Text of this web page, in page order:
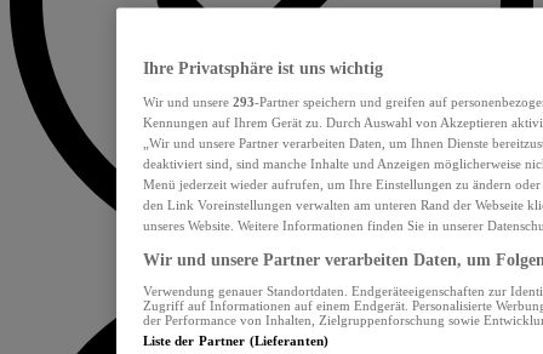
Ihre Privatsphäre ist uns wichtig
Wir und unsere 293-Partner speichern und greifen auf
Kennungen auf Ihrem Gerät zu. Durch Auswahl von Akzeptieren
„Wir und unsere Partner verarbeiten Daten, um Ihnen Dienste
deaktiviert sind, sind manche Inhalte und Anzeigen möglicherweise
Menü jederzeit wieder aufrufen, um Ihre Einstellungen zu ändern
den Link Voreinstellungen verwalten am unteren Rand der Webseite
unseres Website. Weitere Informationen finden Sie in unserer
Wir und unsere Partner verarbeiten Daten, um
Verwendung genauer Standortdaten. Endgeräteeigenschaften zur
Zugriff auf Informationen auf einem Endgerät. Personalisierte
der Performance von Inhalten, Zielgruppenforschung sowie
Liste der Partner (Lieferanten)